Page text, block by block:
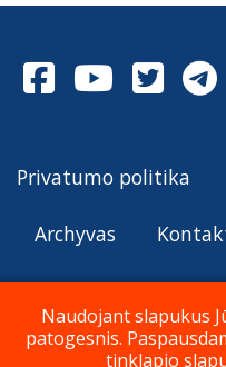
Privatumo politika
Archyvas
©
Naudojant slapukus
patogesnis.
tinklapio